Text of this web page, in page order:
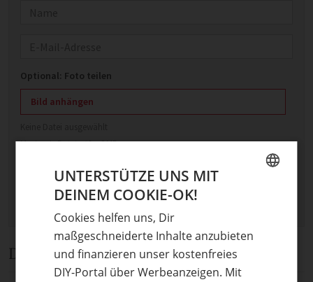
Optional: Foto teilen
Bild anhängen
Maximale Dateigröße: 8 MB.
Diskussion
UNTERSTÜTZE UNS MIT
DEINEM COOKIE-OK!
Cookies helfen uns, Dir
maßgeschneiderte Inhalte anzubieten
und finanzieren unser kostenfreies
DIY-Portal über Werbeanzeigen. Mit